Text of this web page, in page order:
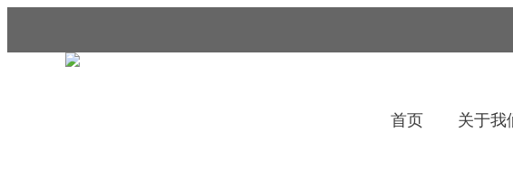
首页 关于我